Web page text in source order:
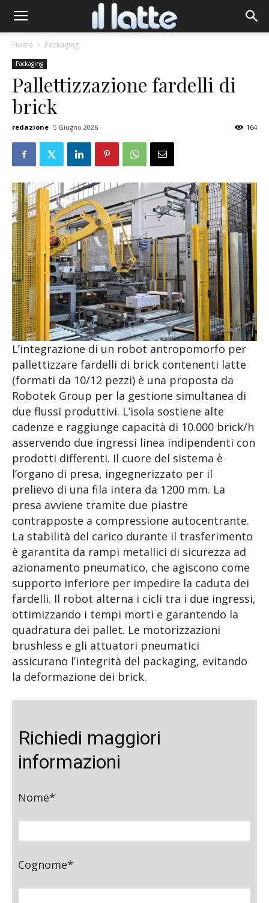
Home Packaging
Packaging
Pallettizzazione fardelli di
brick
redazione 5 Giugno 2026 164
L’integrazione di un robot antropomorfo per
pallettizzare fardelli di brick contenenti latte
(formati da 10/12 pezzi) è una proposta da
Robotek Group per la gestione simultanea di
due flussi produttivi. L’isola sostiene alte
cadenze e raggiunge capacità di 10.000 brick/h
asservendo due ingressi linea indipendenti con
prodotti differenti. Il cuore del sistema è
l’organo di presa, ingegnerizzato per il
prelievo di una fila intera da 1200 mm. La
presa avviene tramite due piastre
contrapposte a compressione autocentrante.
La stabilità del carico durante il trasferimento
è garantita da rampi metallici di sicurezza ad
azionamento pneumatico, che agiscono come
supporto inferiore per impedire la caduta dei
fardelli. Il robot alterna i cicli tra i due ingressi,
ottimizzando i tempi morti e garantendo la
quadratura dei pallet. Le motorizzazioni
brushless e gli attuatori pneumatici
assicurano l’integrità del packaging, evitando
la deformazione dei brick.
Richiedi maggiori
informazioni
Nome*
Cognome*